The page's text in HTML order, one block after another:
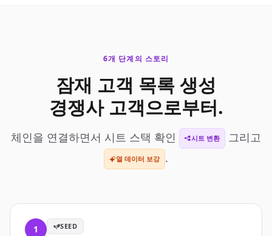
6개 단계의 스토리
잠재 고객 목록 생성
경쟁사 고객으로부터.
체인을 연결하면서 시트 스택 확인 시트 변환 그리고
열 데이터 보강 .
1 SEED